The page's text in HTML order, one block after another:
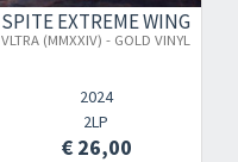
SPITE EXTREME WING
VLTRA (MMXXIV) - GOLD VINYL
2024
2LP
€ 26,00